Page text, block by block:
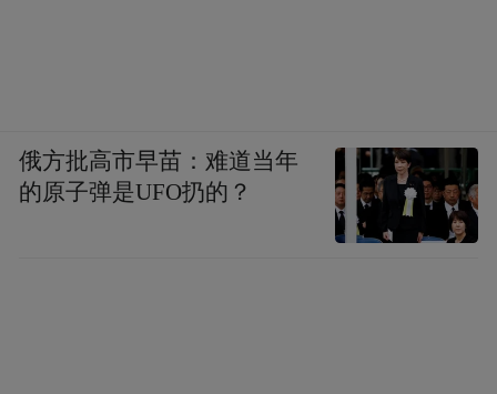
俄方批高市早苗：难道当年
的原子弹是UFO扔的？